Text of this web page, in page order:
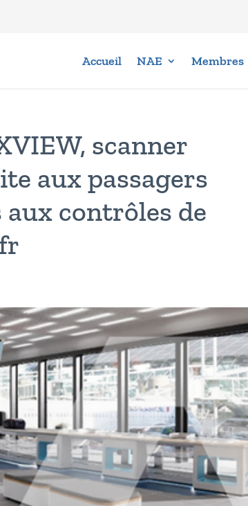
Accueil NAE Membres
scanner
aux passagers
aux contrôles de